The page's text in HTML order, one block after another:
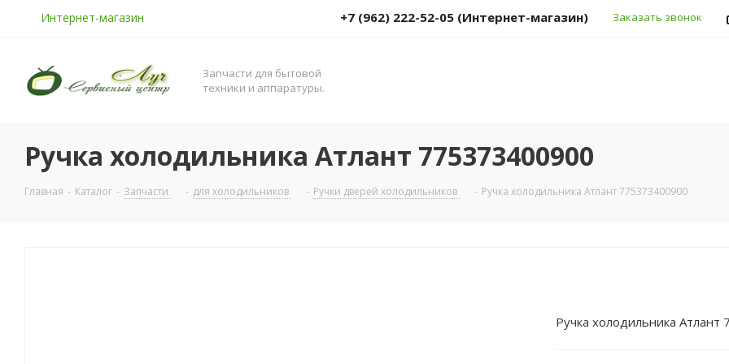
Интернет-магазин +7 (962) 222-52-05 (Интернет-магазин) Заказать звонок
Запчасти для бытовой
техники и аппаратуры.
Ручка холодильника Атлант 775373400900
Главная - Каталог - Запчасти - для холодильников - Ручки дверей холодильников - Ручка холодильника Атлант 775373400900
Ручка холодильника Атлант